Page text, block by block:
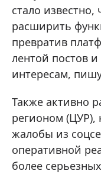
стало известно,
расширить
превратив
лентой постов
интересам,
Также активно
регионом (ЦУР),
жалобы из
оперативной
более